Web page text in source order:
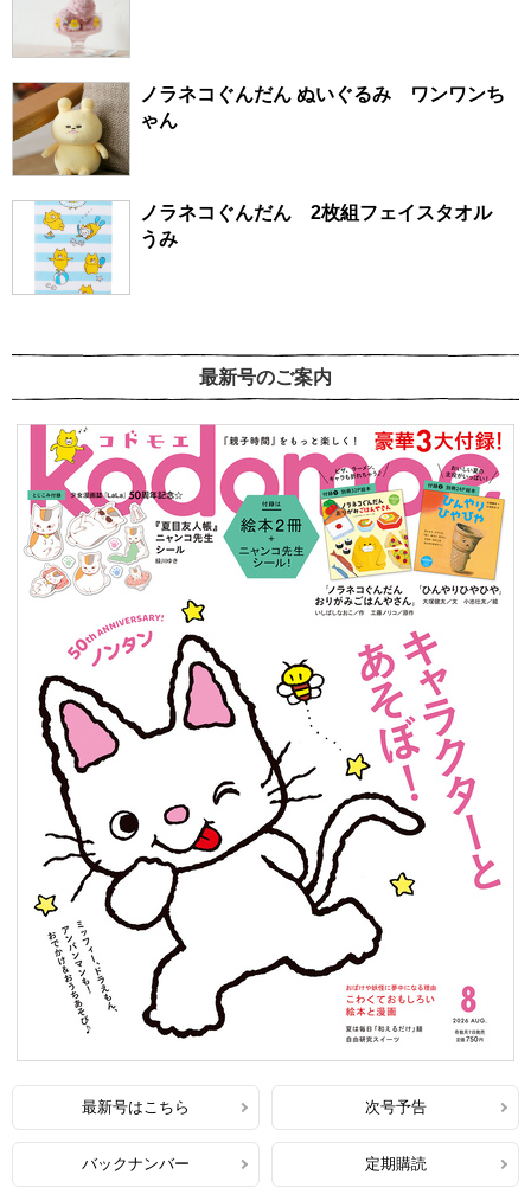
ノラネコぐんだん ぬいぐるみ ワンワンち
ゃん
ノラネコぐんだん 2枚組フェイスタオル
うみ
最新号のご案内
最新号はこちら 次号予告
バックナンバー 定期購読